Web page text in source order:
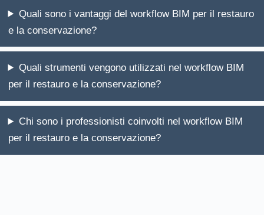
Quali sono i vantaggi del workflow BIM per il restauro
e la conservazione?
Quali strumenti vengono utilizzati nel workflow BIM
per il restauro e la conservazione?
Chi sono i professionisti coinvolti nel workflow BIM
per il restauro e la conservazione?